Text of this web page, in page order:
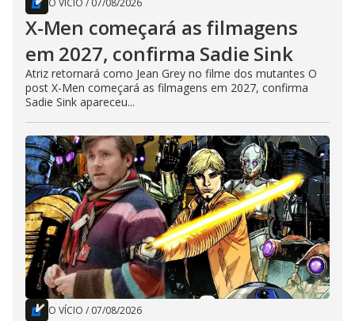
O VÍCIO / 07/08/2026
X-Men começará as filmagens
em 2027, confirma Sadie Sink
Atriz retornará como Jean Grey no filme dos mutantes O
post X-Men começará as filmagens em 2027, confirma
Sadie Sink apareceu...
O VÍCIO / 07/08/2026